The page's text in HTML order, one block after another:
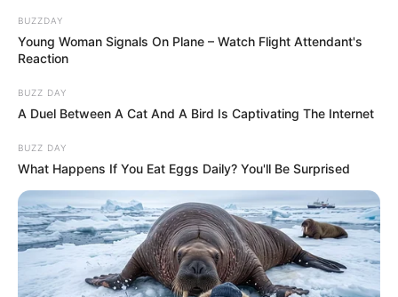
BUZZDAY
Young Woman Signals On Plane – Watch Flight Attendant's
Reaction
BUZZ DAY
A Duel Between A Cat And A Bird Is Captivating The Internet
BUZZ DAY
What Happens If You Eat Eggs Daily? You'll Be Surprised